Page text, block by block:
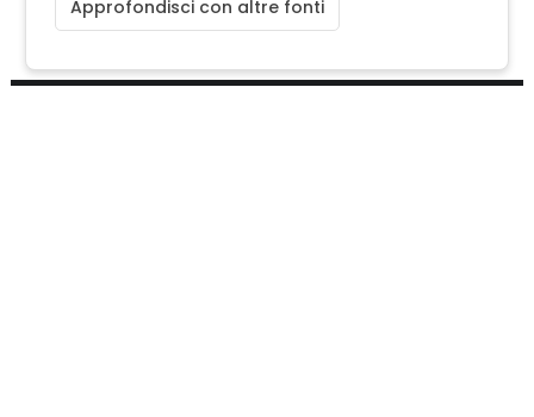
Approfondisci con altre fonti